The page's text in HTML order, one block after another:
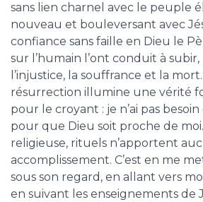
sans lien charnel avec le peuple
nouveau et bouleversant avec
confiance sans faille en Dieu le
sur l’humain l’ont conduit à
l’injustice, la souffrance et la mort.
résurrection illumine une vérité
pour le croyant : je n’ai pas
pour que Dieu soit proche de
religieuse, rituels n’apportent
accomplissement. C’est en me
sous son regard, en allant vers
en suivant les enseignements de